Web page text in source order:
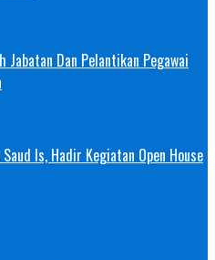
Jabatan Dan Pelantikan Pegawai
Is, Hadir Kegiatan Open House